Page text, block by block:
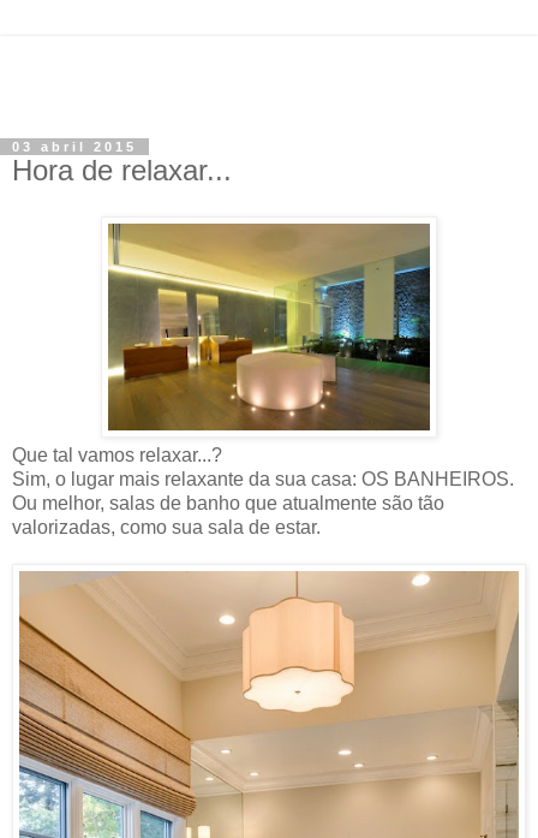
03 abril 2015
Hora de relaxar...
Que tal vamos relaxar...?
Sim, o lugar mais relaxante da sua casa: OS BANHEIROS.
Ou melhor, salas de banho que atualmente são tão
valorizadas, como sua sala de estar.